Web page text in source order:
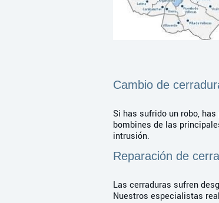
Si has sufrido un robo,
bombines de las
intrusión.
Cambio de
Reparación de
Las cerraduras sufren
Nuestros especialistas